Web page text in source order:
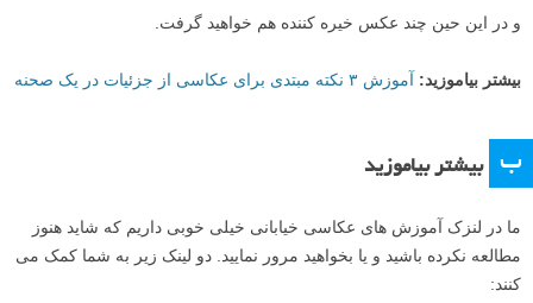
جلوی ساختمان ها. تمام اینها سوژه های بالقوه عالی هستند.
سعی نکنید خودِ جزئیات را ارائه دهید. در عوض، یک ترکیب بندی جذاب از آن
مطمئنا چند عکس کسل کننده خواهید گرفت. اما درکی از جنبه های کوچک تر
شهر به دست می آورید.